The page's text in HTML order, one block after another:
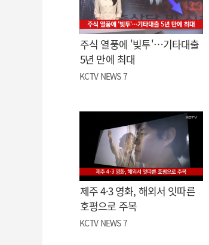
주식 열풍에 '빚투'…기타대출
5년 만에 최대
KCTV NEWS 7
제주 4·3 영화, 해외서 잇따른
호평으로 주목
KCTV NEWS 7